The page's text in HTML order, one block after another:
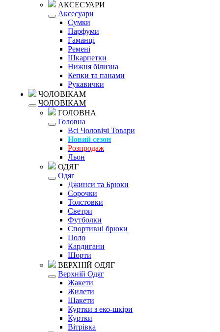
АКСЕСУАРИ
Аксесуари
Сумки
Парфуми
Гаманці
Ремені
Шкарпетки
Нижня білизна
Кепки та панами
Рукавички
ЧОЛОВІКАМ
ЧОЛОВІКАМ
ГОЛОВНА
Головна
Всі Чоловічі Товари
Новий сезон
Розпродаж
Льон
ОДЯГ
Одяг
Джинси та Брюки
Сорочки
Толстовки
Светри
Футболки
Спортивні брюки
Поло
Кардигани
Шорти
ВЕРХНІЙ ОДЯГ
Верхній Одяг
Жакети
Жилети
Шакети
Куртки з еко-шкіри
Куртки
Вітрівка